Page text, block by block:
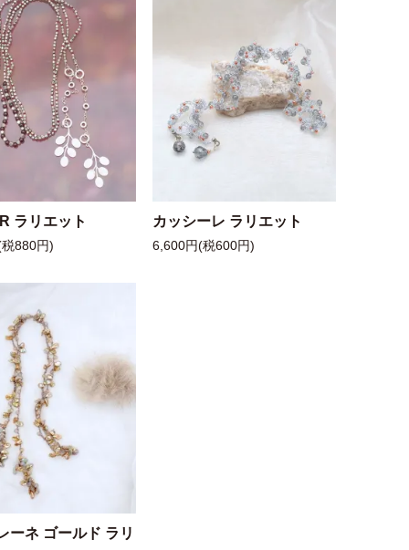
ラリエット
880円)
カッシーレ ラリエット
6,600円(税600円)
ーネ ゴールド ラリ